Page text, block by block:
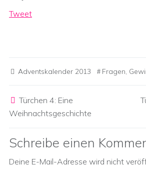
Tweet
Adventskalender 2013 Fragen,
Türchen 4: Eine
Weihnachtsgeschichte
Schreibe einen
Deine E-Mail-Adresse wird nicht